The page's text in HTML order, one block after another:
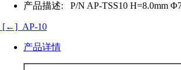
产品描述: P/N AP-TSS10 H=8.0mm
[←] AP-10
产品详情